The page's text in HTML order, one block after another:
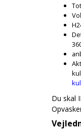
Du skal